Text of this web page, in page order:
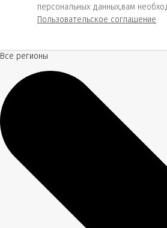
персональных данных,вам
Пользовательское соглашение
Все регионы